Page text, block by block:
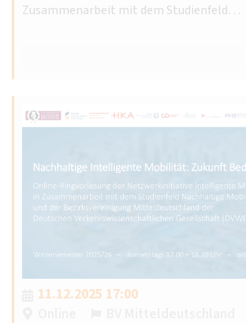
Zusammenarbeit mit dem Studienfeld…
11.12.2025 17:00